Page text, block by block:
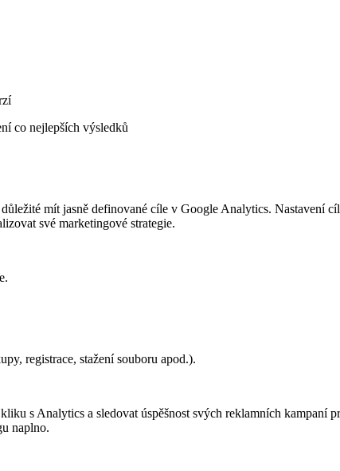
co nejlepších výsledků
mít jasně definované cíle v Google Analytics. Nastavení
své marketingové strategie.
registrace, stažení souboru apod.).
s Analytics a sledovat úspěšnost svých reklamních
naplno.